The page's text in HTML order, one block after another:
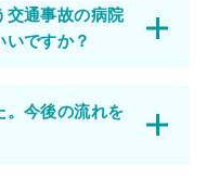
交通事故の病院
ですか？
。今後の流れを